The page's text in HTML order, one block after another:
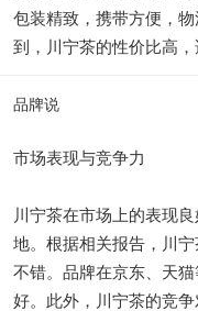
包装精致，携带方便，
到，川宁茶的性价比高，
品牌说
市场表现与竞争力
川宁茶在市场上的表现
地。根据相关报告，川
不错。品牌在京东、天
好。此外，川宁茶的竞